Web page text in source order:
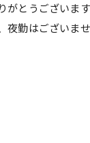
がとうございま
夜勤はございま